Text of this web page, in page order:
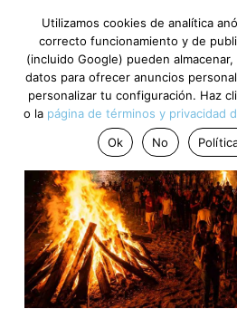
Utilizamos cookies de analítica
correcto funcionamiento y de
(incluido Google) pueden
datos para ofrecer anuncios
personalizar tu configuración. Haz
o la página de términos y privacidad
Ok
No